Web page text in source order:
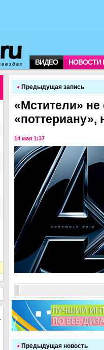
ВИДЕО НОВОСТИ
Предыдущая запись
«Мстители»
«поттериану»,
14 мая 1:37
Предыдущая новость